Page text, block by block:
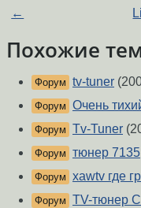
←
Похожие
Форум tv-tuner
Форум Очень
Форум Tv-Tuner
Форум тюнер 7135
Форум xawtv где
Форум TV-тюнер